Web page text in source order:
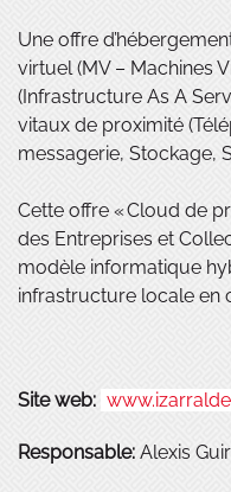
Une offre
virtuel (MV – Machines
(Infrastructure As A
vitaux de proximité
messagerie, Stockage,
Cette offre « Cloud de
des Entreprises et
modèle informatique
infrastructure locale en
Site web:
Responsable: Alexis